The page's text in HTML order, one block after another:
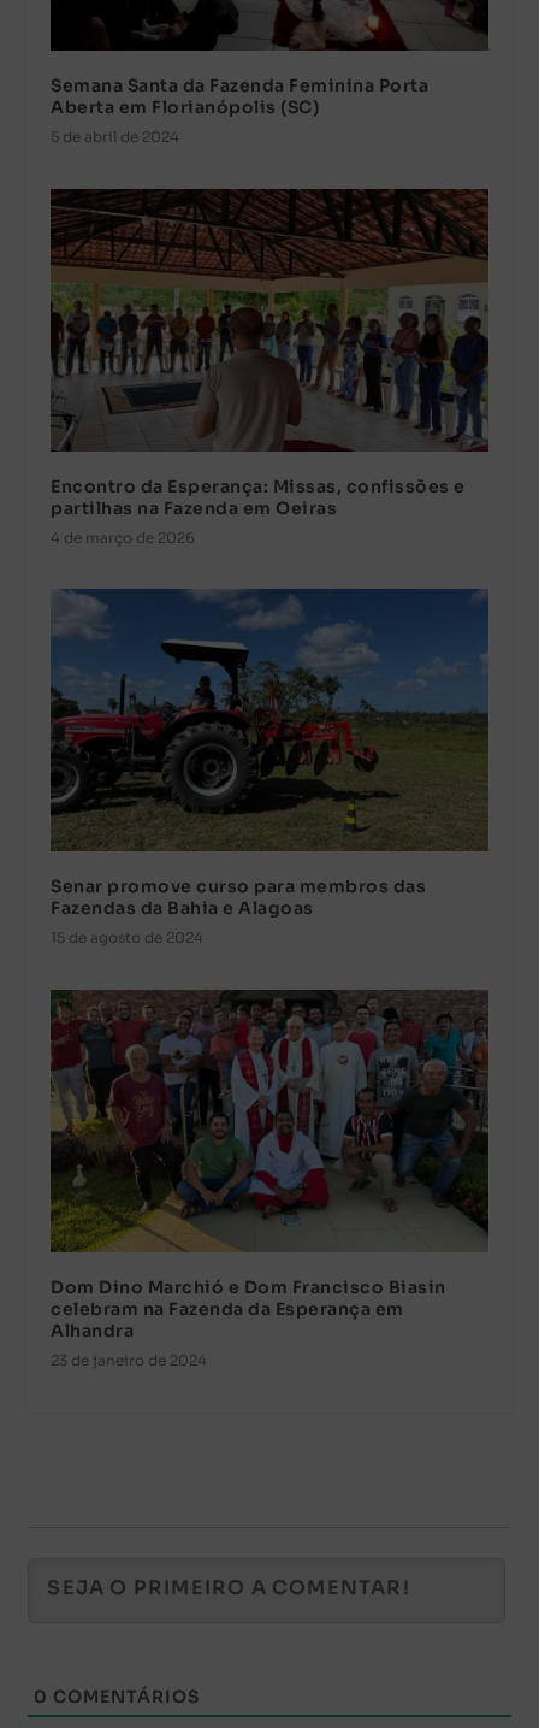
Semana Santa da Fazenda Feminina Porta
Aberta em Florianópolis (SC)
5 de abril de 2024
Encontro da Esperança: Missas, confissões e
partilhas na Fazenda em Oeiras
4 de março de 2026
Senar promove curso para membros das
Fazendas da Bahia e Alagoas
15 de agosto de 2024
Dom Dino Marchió e Dom Francisco Biasin
celebram na Fazenda da Esperança em
Alhandra
23 de janeiro de 2024
0 COMENTÁRIOS